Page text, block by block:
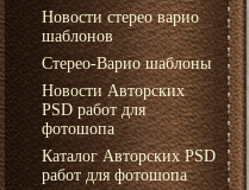
Новости стерео варио
шаблонов
Стерео-Варио шаблоны
Новости Авторских
PSD работ для
фотошопа
Каталог Авторских PSD
работ для фотошопа